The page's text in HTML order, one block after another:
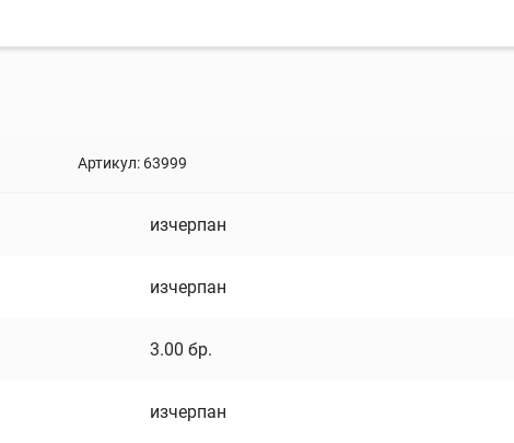
Артикул: 63999
изчерпан
изчерпан
3.00 бр.
изчерпан